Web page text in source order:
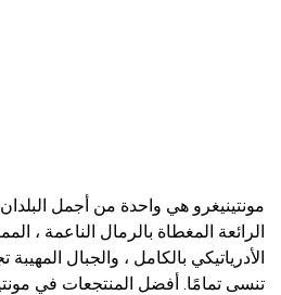
مونتينيغرو هي واحدة من أجمل
الرائعة المغطاة بالرمال الناعمة ،
الأدرياتيكي بالكامل ، والجبال
تنسى تمامًا. أفضل المنتجعات في